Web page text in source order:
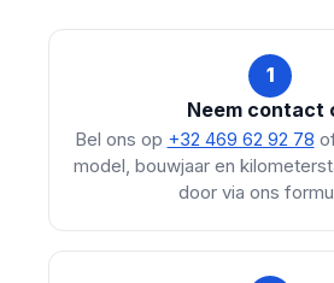
1
Neem contact
Bel ons op +32 469 62 92 78
model, bouwjaar en
door via ons